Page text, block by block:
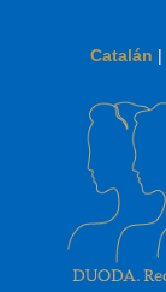
Catalán |